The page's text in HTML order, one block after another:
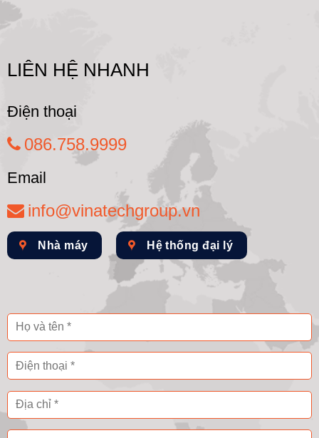
LIÊN HỆ NHANH
Điện thoại
086.758.9999
Email
info@vinatechgroup.vn
Nhà máy Hệ thống đại lý